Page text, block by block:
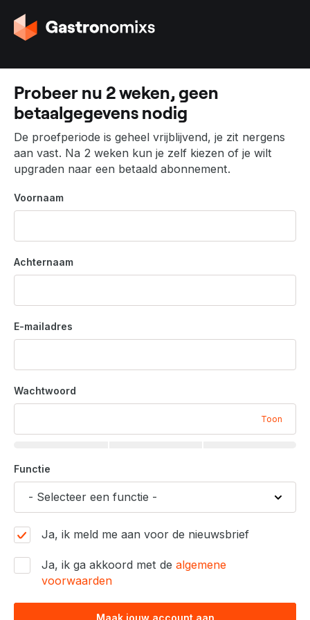
G
a
a
a
r
d
e
h
o
e
p
g
i
n
Probeer nu 2 weken, geen
betaalgegevens nodig
De proefperiode is geheel vrijblijvend, je zit nergens
aan vast. Na 2 weken kun je zelf kiezen of je wilt
upgraden naar een betaald abonnement.
Voornaam
Achternaam
E-mailadres
Wachtwoord
Toon
Functie
Ja, ik meld me aan voor de nieuwsbrief
Ja, ik ga akkoord met de algemene
voorwaarden
Maak jouw account aan